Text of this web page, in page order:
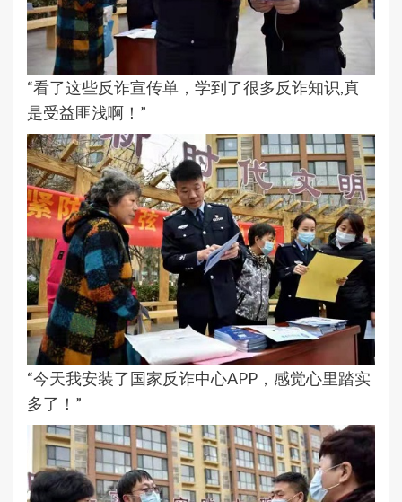
“看了这些反诈宣传单，学到了很多反诈知识,真
是受益匪浅啊！”
“今天我安装了国家反诈中心APP，感觉心里踏实
多了！”